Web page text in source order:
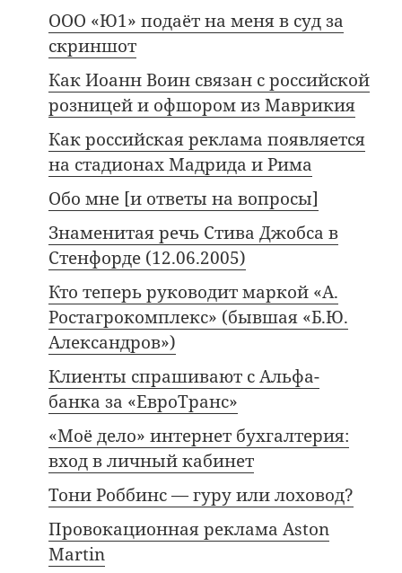
ООО «Ю1» подаёт на меня в суд за
скриншот
Как Иоанн Воин связан с российской
розницей и офшором из Маврикия
Как российская реклама появляется
на стадионах Мадрида и Рима
Обо мне [и ответы на вопросы]
Знаменитая речь Стива Джобса в
Стенфорде (12.06.2005)
Кто теперь руководит маркой «А.
Ростагрокомплекс» (бывшая «Б.Ю.
Александров»)
Клиенты спрашивают с Альфа-
банка за «ЕвроТранс»
«Моё дело» интернет бухгалтерия:
вход в личный кабинет
Тони Роббинс — гуру или лоховод?
Провокационная реклама Aston
Martin